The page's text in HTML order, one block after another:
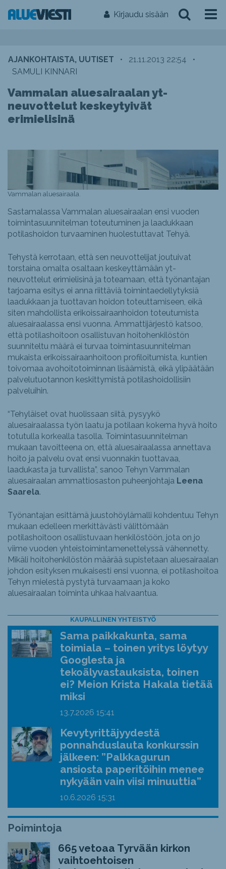
Kirjaudu sisään
AJANKOHTAISTA, UUTISET • 21.11.2013 22:54
•
SAMULI KINNARI
Vammalan aluesairaalan yt-
neuvottelut keskeytyivät
erimielisinä
Vammalan aluesairaala.
Sastamalassa Vammalan aluesairaalan ensi vuoden
toimintasuunnitelman toteutuminen ja laadukkaan
potilashoidon turvaaminen huolestuttavat Tehyä.
Tehystä kerrotaan, että sen neuvottelijat joutuivat
torstaina omalta osaltaan keskeyttämään yt-
neuvottelut erimielisinä ja toteamaan, että työnantajan
tarjoama esitys ei anna riittäviä toimintaedellytyksiä
laadukkaan ja tuottavan hoidon toteuttamiseen, eikä
siten mahdollista erikoissairaanhoidon toteutumista
aluesairaalassa ensi vuonna. Ammattijärjestö katsoo,
että potilashoitoon osallistuvan hoitohenkilöstön
suunniteltu määrä ei turvaa toimintasuunnitelman
mukaista erikoissairaanhoitoon profiloitumista, kuntien
toivomaa avohoitotoiminnan lisäämistä, eikä ylipäätään
palvelutuotannon keskittymistä potilashoidollisiin
palveluihin.
“Tehyläiset ovat huolissaan siitä, pysyykö
aluesairaalassa työn laatu ja potilaan kokema hyvä hoito
totutulla korkealla tasolla. Toimintasuunnitelman
mukaan tavoitteena on, että aluesairaalassa annettava
hoito ja palvelu ovat ensi vuonnakin tuottavaa,
laadukasta ja turvallista”, sanoo Tehyn Vammalan
aluesairaalan ammattiosaston puheenjohtaja Leena
Saarela.
Työnantajan esittämä juustohöylämalli kohdentuu Tehyn
mukaan edelleen merkittävästi välittömään
potilashoitoon osallistuvaan henkilöstöön, jota on jo
viime vuoden yhteistoimintamenettelyssä vähennetty.
Mikäli hoitohenkilöstön määrää supistetaan aluesairaalan
johdon esityksen mukaisesti ensi vuonna, ei potilashoitoa
Tehyn mielestä pystytä turvaamaan ja koko
aluesairaalan toiminta uhkaa halvaantua.
KAUPALLINEN YHTEISTYÖ
Sama paikkakunta, sama
toimiala – toinen yritys löytyy
Googlesta ja
tekoälyvastauksista, toinen
ei? Meion Krista Hakala tietää
miksi
13.7.2026 15:41
Kevytyrittäjyydestä
ponnahduslauta konkurssin
jälkeen: ”Palkkagurun
ansiosta paperitöihin menee
nykyään vain viisi minuuttia”
10.6.2026 15:31
Poimintoja
665 vetoaa Tyrvään kirkon
vaihtoehtoisen